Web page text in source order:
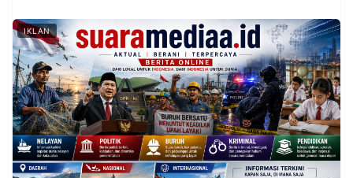
IKLAN